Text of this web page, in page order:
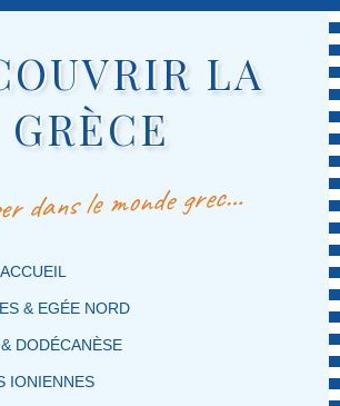
LA
GRÈCE
dans le monde grec…
PRINCIPALE
SECONDAIRE
ACCUEIL
& EGÉE NORD
DODÉCANÈSE
IONIENNES